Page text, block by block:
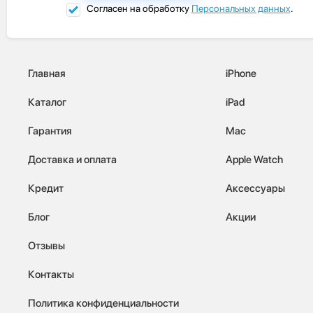
Согласен на обработку Персональных данных.
Главная
Каталог
Гарантия
Доставка и оплата
Кредит
Блог
Отзывы
Контакты
Политика конфиденциальности
iPhone
iPad
Mac
Apple Watch
Аксессуары
Акции